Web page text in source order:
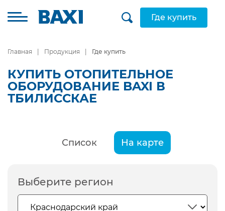
Где купить
Главная Продукция Где купить
КУПИТЬ ОТОПИТЕЛЬНОЕ
ОБОРУДОВАНИЕ BAXI В
ТБИЛИССКАЕ
Список На карте
Выберите регион